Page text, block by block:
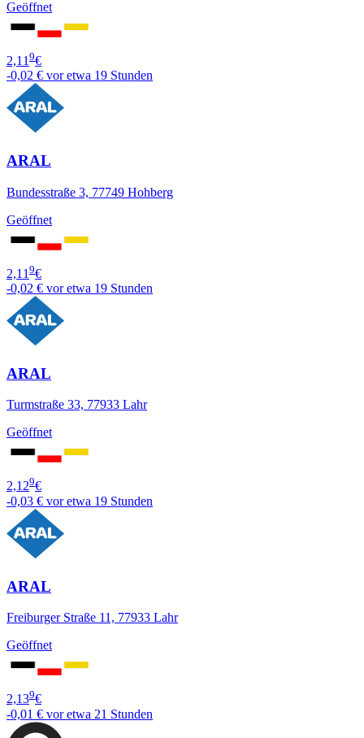
Geöffnet
2,11 9€
-0,02 € vor etwa 19 Stunden
ARAL
Bundesstraße 3, 77749 Hohberg
Geöffnet
2,11 9€
-0,02 € vor etwa 19 Stunden
ARAL
Turmstraße 33, 77933 Lahr
Geöffnet
2,129€
-0,03 € vor etwa 19 Stunden
ARAL
Freiburger Straße 11, 77933 Lahr
Geöffnet
2,139€
-0,01 € vor etwa 21 Stunden